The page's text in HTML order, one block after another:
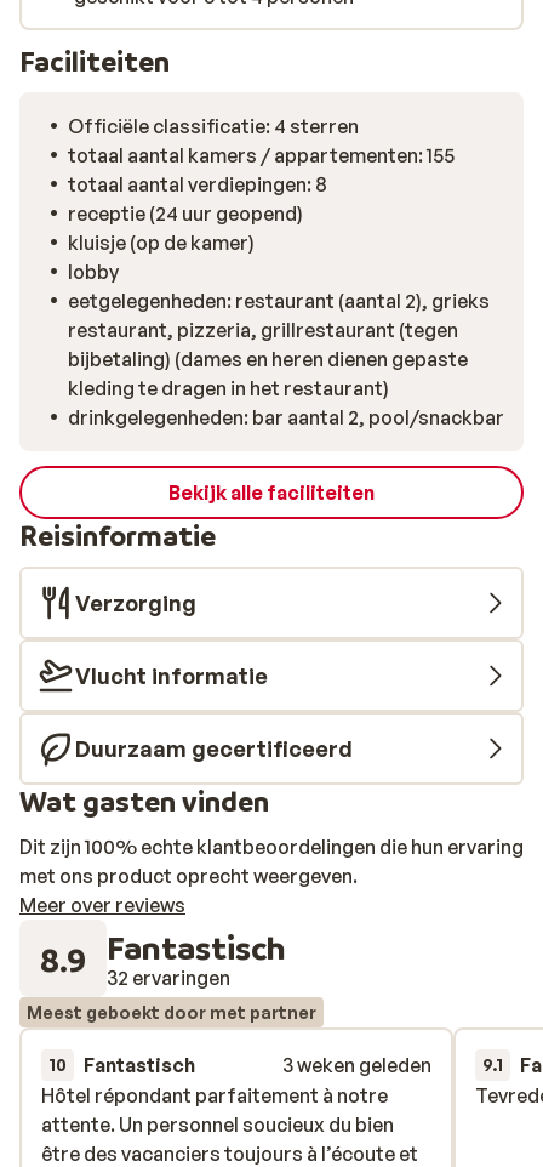
Faciliteiten
Officiële classificatie: 4 sterren
totaal aantal kamers / appartementen: 155
totaal aantal verdiepingen: 8
receptie (24 uur geopend)
kluisje (op de kamer)
lobby
eetgelegenheden: restaurant (aantal 2), grieks
restaurant, pizzeria, grillrestaurant (tegen
bijbetaling) (dames en heren dienen gepaste
kleding te dragen in het restaurant)
drinkgelegenheden: bar aantal 2, pool/snackbar
Bekijk alle faciliteiten
Reisinformatie
Verzorging
Vlucht informatie
Duurzaam gecertificeerd
Wat gasten vinden
Dit zijn 100% echte klantbeoordelingen die hun ervaring
met ons product oprecht weergeven.
Meer over reviews
8.9 Fantastisch
32 ervaringen
Meest geboekt door met partner
10 Fantastisch
3 weken geleden
Hôtel répondant parfaitement à notre
attente. Un personnel soucieux du bien
être des vacanciers toujours à l’écoute et
Hôtel répondant parfaitement à notre
attente. Un personnel soucieux du bien
être des vacanciers toujours à l’écoute et
9.1